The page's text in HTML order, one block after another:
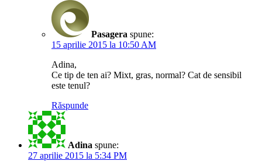
Pasagera spune:
15 aprilie 2015 la 10:50 AM
Adina,
Ce tip de ten ai? Mixt, gras, normal? Cat de sensibil
este tenul?
Răspunde
Adina spune:
27 aprilie 2015 la 5:34 PM